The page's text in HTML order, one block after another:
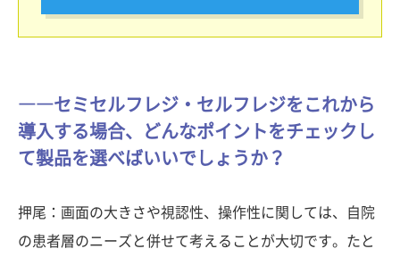
――セミセルフレジ・セルフレジをこれから
導入する場合、どんなポイントをチェックし
て製品を選べばいいでしょうか？
押尾：画面の大きさや視認性、操作性に関しては、自院
の患者層のニーズと併せて考えることが大切です。たと